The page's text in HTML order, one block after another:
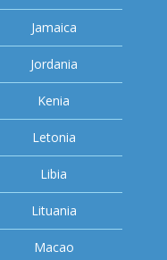
Jamaica
Jordania
Kenia
Letonia
Libia
Lituania
Macao